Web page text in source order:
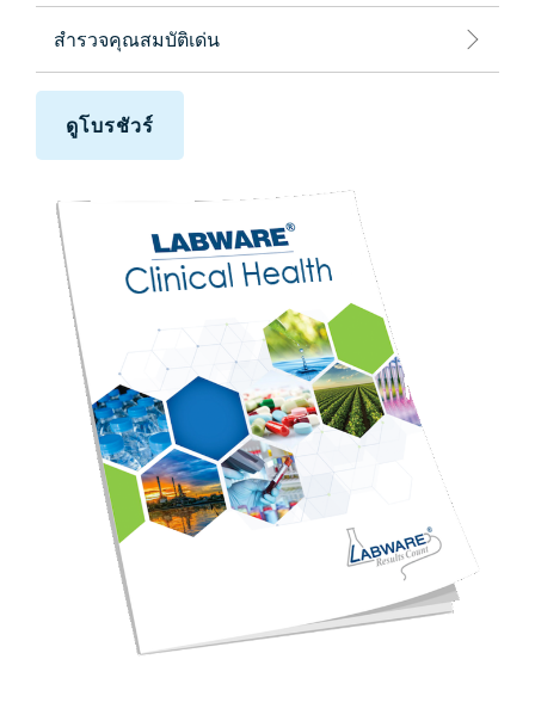
สำรวจคุณสมบัติเด่น
ดูโบรชัวร์